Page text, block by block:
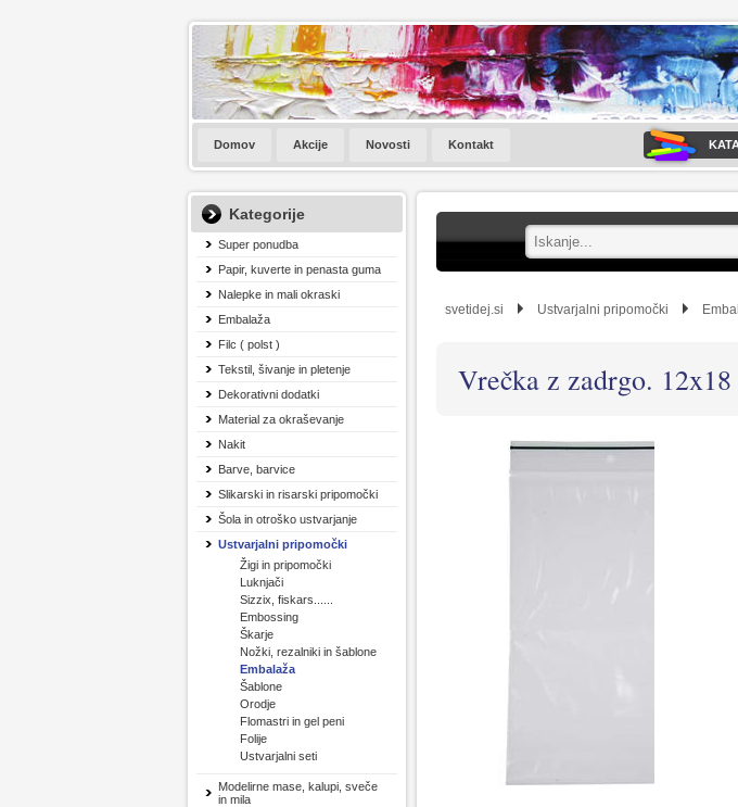
Domov Akcije Novosti Kontakt
Kategorije
Super ponudba
Papir, kuverte in penasta guma
Nalepke in mali okraski
Embalaža
Filc ( polst )
Tekstil, šivanje in pletenje
Dekorativni dodatki
Material za okraševanje
Nakit
Barve, barvice
Slikarski in risarski pripomočki
Šola in otroško ustvarjanje
Ustvarjalni pripomočki
Žigi in pripomočki
Luknjači
Sizzix, fiskars......
Embossing
Škarje
Nožki, rezalniki in šablone
Embalaža
Šablone
Orodje
Flomastri in gel peni
Folije
Ustvarjalni seti
Modelirne mase, kalupi, sveče
in mila
svetidej.si Ustvarjalni pripomočki
Vrečka z zadrgo.